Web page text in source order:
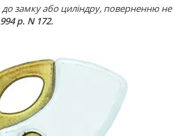
до замку або циліндру, поверненню
р. N 172.